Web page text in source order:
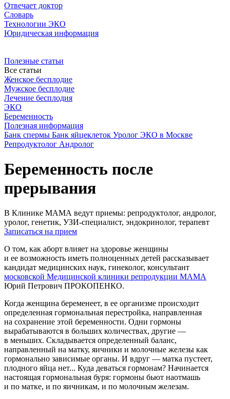
Отвечает доктор
Словарь
Технологии ЭКО
Юридическая информация
Полезные статьи
Все статьи
Женское бесплодие
Мужское бесплодие
Лечение бесплодия
ЭКО
Беременность
Полезная информация
Банк спермы Банк яйцеклеток Уролог ЭКО в Москве
Репродуктолог Андролог
Беременность после
прерывания
В Клинике МАМА ведут приемы: репродуктолог, андролог,
уролог, генетик, УЗИ-специалист, эндокринолог, терапевт
Записаться на прием
О том, как аборт влияет на здоровье женщины
и ее возможность иметь полноценных детей рассказывает
кандидат медицинских наук, гинеколог, консультант
московской Медицинской клиники репродукции МАМА
Юрий Петрович ПРОКОПЕНКО.
Когда женщина беременеет, в ее организме происходит
определенная гормональная перестройка, направленная
на сохранение этой беременности. Одни гормоны
вырабатываются в больших количествах, другие —
в меньших. Складывается определенный баланс,
направленный на матку, яичники и молочные железы как
гормонально зависимые органы. И вдруг — матка пустеет,
плодного яйца нет... Куда деваться гормонам? Начинается
настоящая гормональная буря: гормоны бьют наотмашь
и по матке, и по яичникам, и по молочным железам.